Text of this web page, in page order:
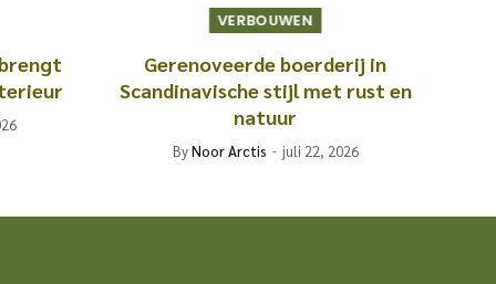
VERBOUWEN
Gerenoveerde boerderij in
Scandinavische stijl met rust en
natuur
By Noor Arctis juli 22, 2026